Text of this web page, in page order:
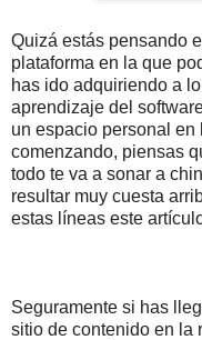
Quizá estás pensando
plataforma en la que
has ido adquiriendo a
aprendizaje del
un espacio personal en
comenzando, piensas
todo te va a sonar a
resultar muy cuesta
estas líneas este
Seguramente si has
sitio de contenido en la